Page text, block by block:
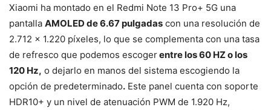
Xiaomi ha montado en el Redmi Note 13 Pro+ 5G una
pantalla AMOLED de 6.67 pulgadas con una resolución de
2.712 x 1.220 píxeles, lo que se complementa con una tasa
de refresco que podemos escogerentre los 60 HZ o los
120 Hz, o dejarlo en manos del sistema escogiendo la
opción de predeterminado. Este panel cuenta con soporte
HDR10+ y un nivel de atenuación PWM de 1.920 Hz,